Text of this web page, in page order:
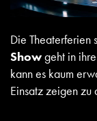
Die Theaterferien
Showgeht in
kann es kaum
Einsatz zeigen zu